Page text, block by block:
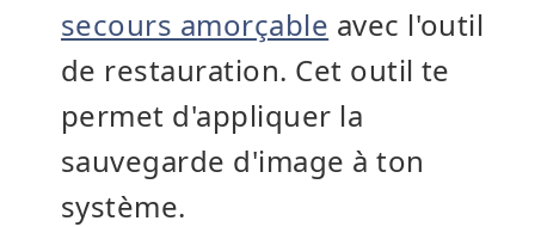
secours amorçable avec l'outil
de restauration. Cet outil te
permet d'appliquer la
sauvegarde d'image à ton
système.